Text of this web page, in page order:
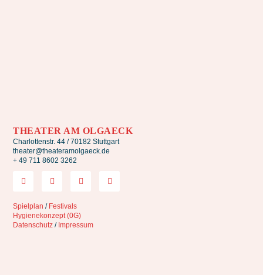
THEATER AM OLGAECK
Charlottenstr. 44 / 70182 Stuttgart
theater@theateramolgaeck.de
+ 49 711 8602 3262
Spielplan / Festivals
Hygienekonzept (0G)
Datenschutz / Impressum